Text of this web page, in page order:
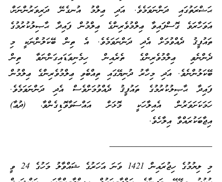
ޙަޟްރަތުގައި ދަންނަވަމެވެ. އަދި ޢިލްމު އުނގެނޭ ދަރިވަރުންނަށް،
އަވަހާރަވެ ގޮސްފައިވާ ޢިލްމުވެރިންގެ ޢިލްމުން ފައިދާ ޙާޞިލުކުރުމުގެ
ތައުފީޤު ދެއްވުމަށް އެދި ދަންނަވަމެވެ. އެ ތިން ބޭކަލުންނަކީ މި
ދެންނެވި ޢިލްމުވެރިންގެ ތެރެއިން ހިމެނިވަޑައިގަންނަވާ ތިން
ބޭކަލުންނެވެ. އަދި މިހާރު ދުނިޔޭގައި ތިއްބެވި ޢިލްމުވެރިންގެ ޢިލްމުން
ފައިދާ ޙާޞިލުކުރުމުގެ ތައުފީޤު ދެއްވުމަށްވެސް އެދި ދަންނަވަމެވެ.
ހަމަކަށަވަރުން އެއިލާހަކީ މޮޅަށް އައްސަވާވޮޑިގެންވާ، (ދުޢާ)
އިޖާބަކުރައްވާ އިލާހެވެ.
_______________________
މި ލިޔުމުގެ ހިޖުރައިން 1421 ވަނަ އަހަރުގެ ޝައްވާލު މަހުގެ 24 ވީ